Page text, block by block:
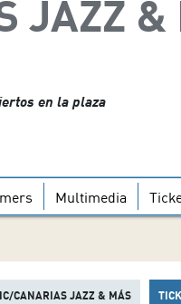
JAZZ &
en la plaza
Multimedia
CANARIAS JAZZ & MÁS